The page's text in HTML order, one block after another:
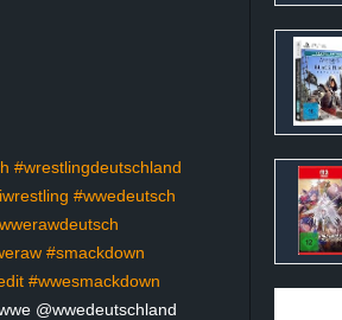
#wrestlingdeutschland
#wwedeutsch
#smackdown
#wwesmackdown
@wwedeutschland